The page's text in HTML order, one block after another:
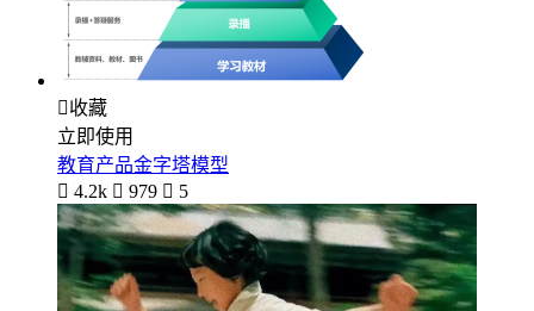
收藏
立即使用
教育产品金字塔模型
 4.2k  979  5